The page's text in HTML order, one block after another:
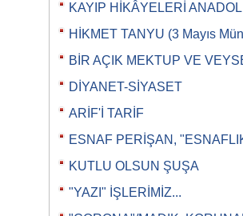
KAYIP HİKÂYELERİ
HİKMET TANYU (3 Mayıs
BİR AÇIK MEKTUP VE
DİYANET-SİYASET
ARİF'İ TARİF
ESNAF PERİŞAN,
KUTLU OLSUN ŞUŞA
"YAZI" İŞLERİMİZ...